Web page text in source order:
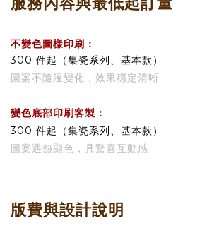
不變色圖樣印刷：
300 件起（集瓷系列、基本款）
圖案不隨溫變化，效果穩定清晰
變色底部印刷客製：
300 件起（集瓷系列、基本款）
圖案遇熱顯色，具驚喜互動感
版費與設計說明